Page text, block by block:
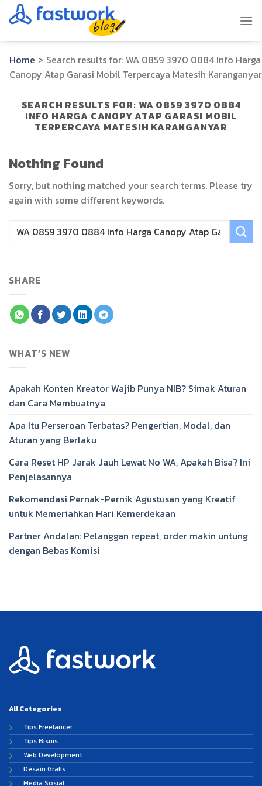
Skip
to
Home > Search results for:WA 0859 3970 0884 Info Harga
Canopy Atap Garasi Mobil Terpercaya Matesih Karanganyar
SEARCH RESULTS FOR: WA 0859 3970 0884
INFO HARGA CANOPY ATAP GARASI MOBIL
TERPERCAYA MATESIH KARANGANYAR
Nothing Found
Sorry, but nothing matched your search terms. Please try
again with some different keywords.
SHARE
WHAT’S NEW
Apakah Konten Kreator Wajib Punya NIB? Simak Aturan
dan Cara Membuatnya
Apa Itu Perseroan Terbatas? Pengertian, Modal, dan
Aturan yang Berlaku
Cara Reset HP Jarak Jauh Lewat No WA, Apakah Bisa? Ini
Penjelasannya
Rekomendasi Pernak-Pernik Agustusan yang Kreatif
untuk Memeriahkan Hari Kemerdekaan
Partner Andalan: Pelanggan repeat, order makin untung
dengan Bebas Komisi
All Categories
Tips Freelancer
Tips Bisnis
Web Development
Desain Grafis
Media Sosial